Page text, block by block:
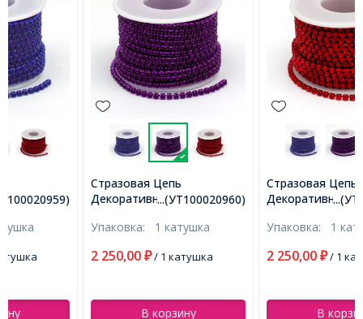
...(УТ100020960)
Стразовая Цепь
Декоративная, Стойкое
около 9м/катушка,
Упаковка: 1 катушка
2 250,00 / 1 катушка
...(УТ100020961)
Стразовая Цепь
Декоративная, Стойкое
около 9м/катушка,
Упаковка: 1 катушка
2 250,00 / 1 катушка